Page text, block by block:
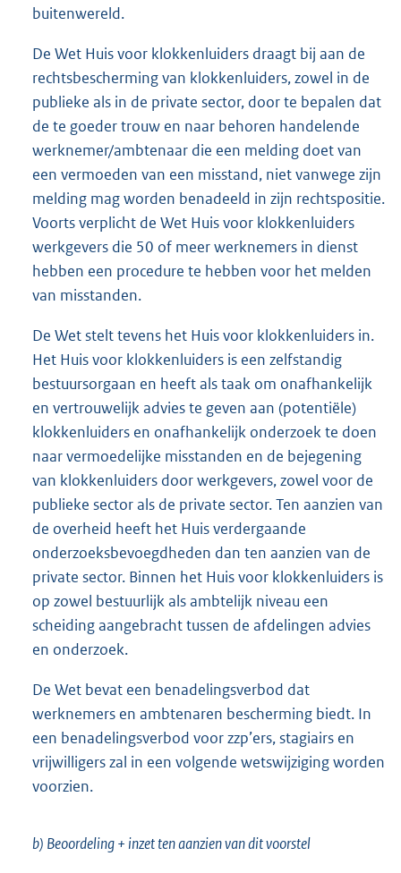
buitenwereld.
De Wet Huis voor klokkenluiders draagt bij aan de
rechtsbescherming van klokkenluiders, zowel in de
publieke als in de private sector, door te bepalen dat
de te goeder trouw en naar behoren handelende
werknemer/ambtenaar die een melding doet van
een vermoeden van een misstand, niet vanwege zijn
melding mag worden benadeeld in zijn rechtspositie.
Voorts verplicht de Wet Huis voor klokkenluiders
werkgevers die 50 of meer werknemers in dienst
hebben een procedure te hebben voor het melden
van misstanden.
De Wet stelt tevens het Huis voor klokkenluiders in.
Het Huis voor klokkenluiders is een zelfstandig
bestuursorgaan en heeft als taak om onafhankelijk
en vertrouwelijk advies te geven aan (potentiële)
klokkenluiders en onafhankelijk onderzoek te doen
naar vermoedelijke misstanden en de bejegening
van klokkenluiders door werkgevers, zowel voor de
publieke sector als de private sector. Ten aanzien van
de overheid heeft het Huis verdergaande
onderzoeksbevoegdheden dan ten aanzien van de
private sector. Binnen het Huis voor klokkenluiders is
op zowel bestuurlijk als ambtelijk niveau een
scheiding aangebracht tussen de afdelingen advies
en onderzoek.
De Wet bevat een benadelingsverbod dat
werknemers en ambtenaren bescherming biedt. In
een benadelingsverbod voor zzp’ers, stagiairs en
vrijwilligers zal in een volgende wetswijziging worden
voorzien.
b) Beoordeling + inzet ten aanzien van dit voorstel